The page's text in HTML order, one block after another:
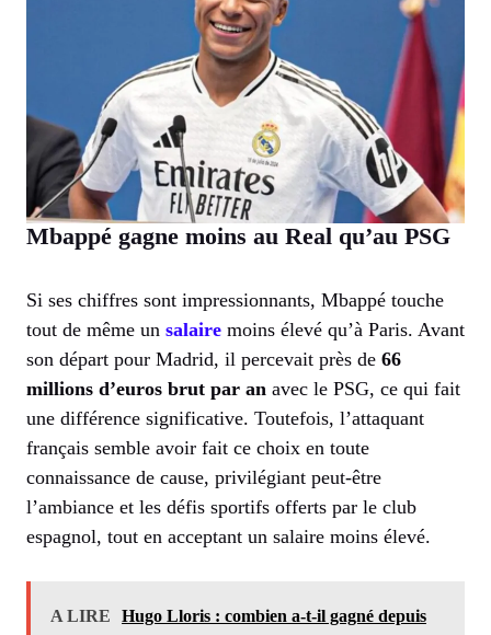
Mbappé gagne moins au Real qu’au PSG
Si ses chiffres sont impressionnants, Mbappé touche
tout de même un salaire moins élevé qu’à Paris. Avant
son départ pour Madrid, il percevait près de 66
millions d’euros brut par an avec le PSG, ce qui fait
une différence significative. Toutefois, l’attaquant
français semble avoir fait ce choix en toute
connaissance de cause, privilégiant peut-être
l’ambiance et les défis sportifs offerts par le club
espagnol, tout en acceptant un salaire moins élevé.
A LIRE
Hugo Lloris : combien a-t-il gagné depuis